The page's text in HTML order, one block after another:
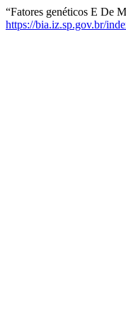
“Fatores genéticos E De
https://bia.iz.sp.gov.br/